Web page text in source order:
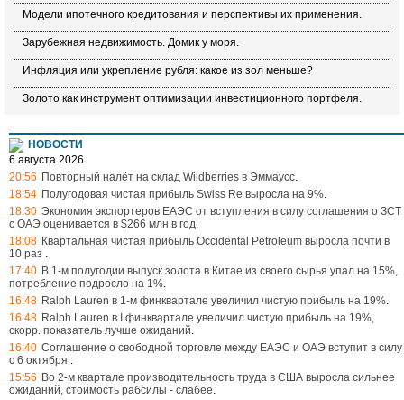
Модели ипотечного кредитования и перспективы их применения.
Зарубежная недвижимость. Домик у моря.
Инфляция или укрепление рубля: какое из зол меньше?
Золото как инструмент оптимизации инвестиционного портфеля.
НОВОСТИ
6 августа 2026
20:56 Повторный налёт на склад Wildberries в Эммаусс.
18:54 Полугодовая чистая прибыль Swiss Re выросла на 9%.
18:30 Экономия экспортеров ЕАЭС от вступления в силу соглашения о ЗСТ
с ОАЭ оценивается в $266 млн в год.
18:08 Квартальная чистая прибыль Occidental Petroleum выросла почти в
10 раз .
17:40 В 1-м полугодии выпуск золота в Китае из своего сырья упал на 15%,
потребление подросло на 1%.
16:48 Ralph Lauren в 1-м финквартале увеличил чистую прибыль на 19%.
16:48 Ralph Lauren в I финквартале увеличил чистую прибыль на 19%,
скорр. показатель лучше ожиданий.
16:40 Соглашение о свободной торговле между ЕАЭС и ОАЭ вступит в силу
с 6 октября .
15:56 Во 2-м квартале производительность труда в США выросла сильнее
ожиданий, стоимость рабсилы - слабее.